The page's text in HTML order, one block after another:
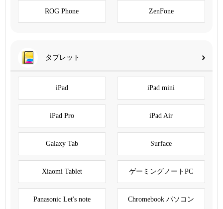
ROG Phone ZenFone
タブレット
iPad iPad mini
iPad Pro iPad Air
Galaxy Tab Surface
Xiaomi Tablet ゲーミングノートPC
Panasonic Let's note Chromebook パソコン